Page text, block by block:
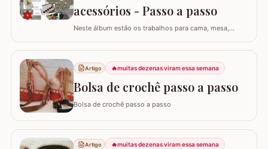
acessórios - Passo a passo
Neste álbum estão os trabalhos para cama, mesa,
clicar nas imagens! Trilhos/caminhos e centro de mesa
Sousplat Puxa-saco e porta-pano de prato Squares para
colcha de cama Outros Álbuns que temos no blog
Artigo 🔥muitas dezenas viram essa semana
Bolsa de crochê passo a passo
Bolsa de crochê passo a passo
Artigo 🔥muitas dezenas viram essa semana